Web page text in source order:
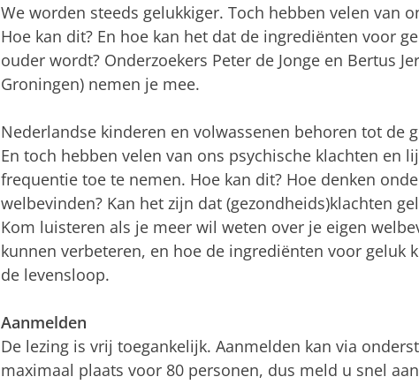
We worden steeds gelukkiger. Toch hebben velen van
Hoe kan dit? En hoe kan het dat de ingrediënten voor
ouder wordt? Onderzoekers Peter de Jonge en Bertus
Groningen) nemen je mee.
Nederlandse kinderen en volwassenen behoren tot de
En toch hebben velen van ons psychische klachten en
frequentie toe te nemen. Hoe kan dit? Hoe denken
welbevinden? Kan het zijn dat (gezondheids)klachten
Kom luisteren als je meer wil weten over je eigen
kunnen verbeteren, en hoe de ingrediënten voor geluk
de levensloop.
Aanmelden
De lezing is vrij toegankelijk. Aanmelden kan via
maximaal plaats voor 80 personen, dus meld u snel